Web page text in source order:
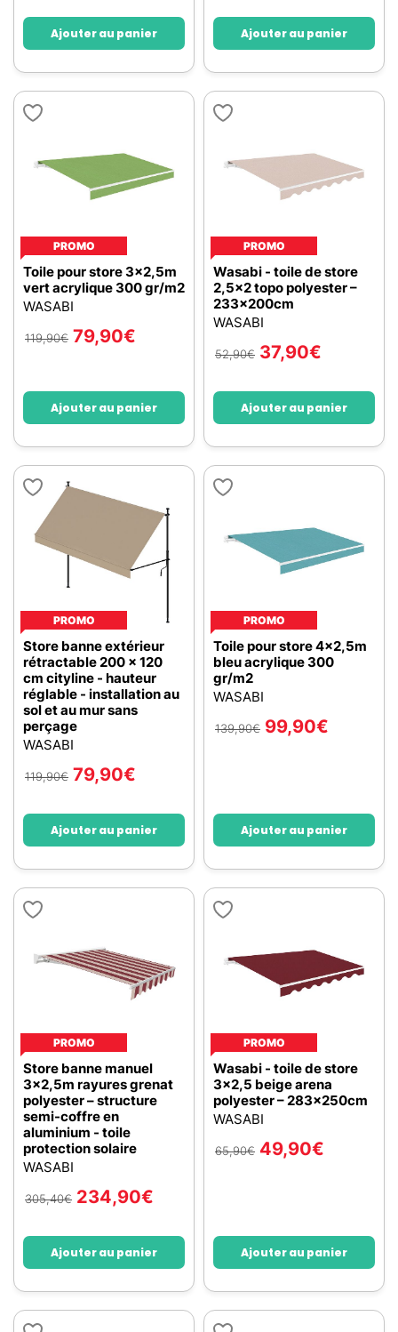
Ajouter au panier Ajouter au panier
PROMO
Toile pour store 3x2,5m
vert acrylique 300 gr/m2
WASABI
119,90€ 79,90€
Ajouter au panier
PROMO
Wasabi - toile de store
2,5x2 topo polyester –
233x200cm
WASABI
52,90€ 37,90€
Ajouter au panier
PROMO
Store banne extérieur
rétractable 200 x 120
cm cityline - hauteur
réglable - installation au
sol et au mur sans
perçage
WASABI
119,90€ 79,90€
Ajouter au panier
PROMO
Toile pour store 4x2,5m
bleu acrylique 300
gr/m2
WASABI
139,90€ 99,90€
Ajouter au panier
PROMO
Store banne manuel
3x2,5m rayures grenat
polyester – structure
semi-coffre en
aluminium - toile
protection solaire
WASABI
305,40€ 234,90€
Ajouter au panier
PROMO
Wasabi - toile de store
3x2,5 beige arena
polyester – 283x250cm
WASABI
65,90€ 49,90€
Ajouter au panier